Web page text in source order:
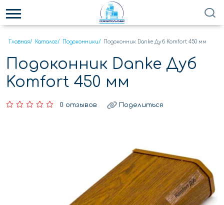
Главная/ Каталог/ Подоконники/ Подоконник Danke Дуб Komfort 450 мм
Подоконник Danke Дуб
Komfort 450 мм
0 отзывов Поделиться